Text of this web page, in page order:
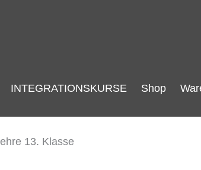
INTEGRATIONSKURSE Shop